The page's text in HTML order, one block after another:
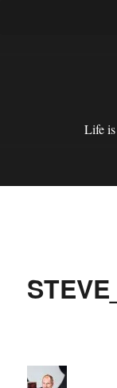
Life